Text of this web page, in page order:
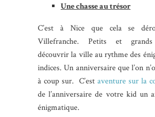
Une chasse au trésor
C’est à Nice que cela se
Villefranche. Petits et
découvrir la ville au rythme des
indices. Un anniversaire que l’on
à coup sur. C’est aventure sur la
de l’anniversaire de votre kid un
énigmatique.